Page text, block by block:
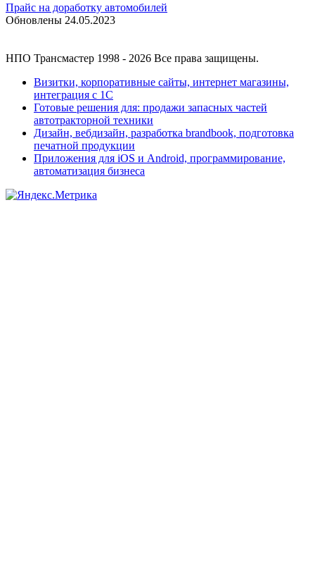
Прайс на доработку автомобилей
Обновлены 24.05.2023
НПО Трансмастер 1998 - 2026 Все права защищены.
Визитки, корпоративные сайты, интернет магазины,
интеграция с 1С
Готовые решения для: продажи запасных частей
автотракторной техники
Дизайн, вебдизайн, разработка brandbook, подготовка
печатной продукции
Приложения для iOS и Android, программирование,
автоматизация бизнеса